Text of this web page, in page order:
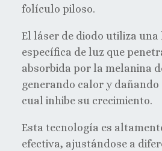
folículo piloso.
El láser de diodo utiliza
específica de luz que
absorbida por la melanina
generando calor y
cual inhibe su crecimiento.
Esta tecnología es
efectiva, ajustándose a